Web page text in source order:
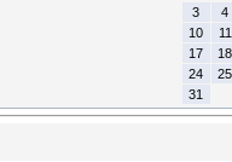
3
4
10
11
17
18
24
25
31